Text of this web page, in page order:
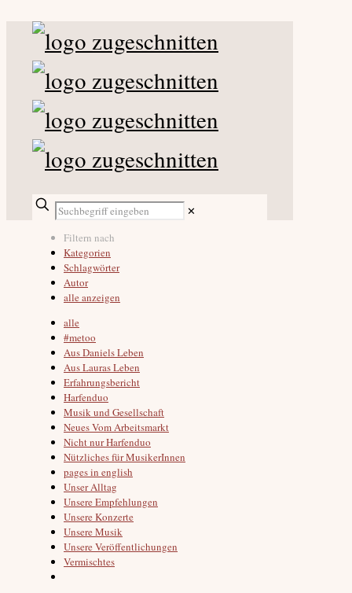
✕
Filtern nach
Kategorien
Schlagwörter
Autor
alle anzeigen
alle
#metoo
Aus Daniels Leben
Aus Lauras Leben
Erfahrungsbericht
Harfenduo
Musik und Gesellschaft
Neues Vom Arbeitsmarkt
Nicht nur Harfenduo
Nützliches für MusikerInnen
pages in english
Unser Alltag
Unsere Empfehlungen
Unsere Konzerte
Unsere Musik
Unsere Veröffentlichungen
Vermischtes